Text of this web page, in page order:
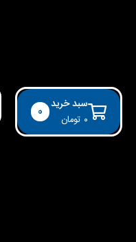
سبد خرید
تومان ۰ 0